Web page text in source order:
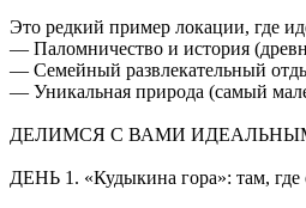
Это редкий пример локации, где
— Паломничество и история
— Семейный развлекательный
— Уникальная природа (самый
ДЕЛИМСЯ С ВАМИ
ДЕНЬ 1. «Кудыкина гора»: там, где